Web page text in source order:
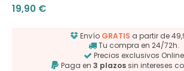
19,90 €
Envío GRATIS a partir de
Tu compra en 24/72h.
Precios exclusivos Online
Paga en 3 plazossin intereses